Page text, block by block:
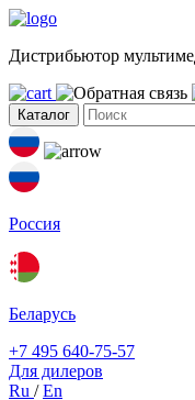
Дистрибьютор
Каталог
Россия
Беларусь
+7 495 640-75-57
Для дилеров
Ru /En